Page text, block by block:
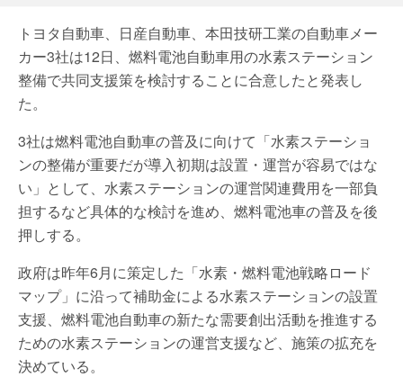
トヨタ自動車、日産自動車、本田技研工業の自動車メー
カー3社は12日、燃料電池自動車用の水素ステーション
整備で共同支援策を検討することに合意したと発表し
た。
3社は燃料電池自動車の普及に向けて「水素ステーショ
ンの整備が重要だが導入初期は設置・運営が容易ではな
い」として、水素ステーションの運営関連費用を一部負
担するなど具体的な検討を進め、燃料電池車の普及を後
押しする。
政府は昨年6月に策定した「水素・燃料電池戦略ロード
マップ」に沿って補助金による水素ステーションの設置
支援、燃料電池自動車の新たな需要創出活動を推進する
ための水素ステーションの運営支援など、施策の拡充を
決めている。